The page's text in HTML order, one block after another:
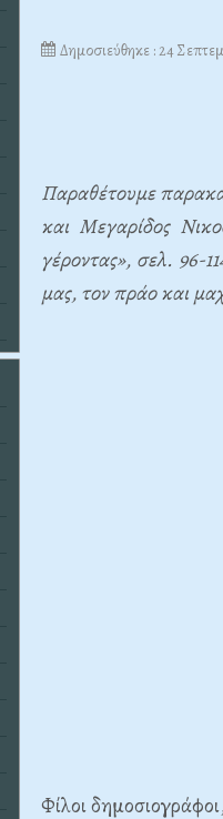
Δημοσιεύθηκε : 24
Παραθέτουμε
και Μεγαρίδος
γέροντας», σελ. 96-
μας, τον πράο και
Φίλοι